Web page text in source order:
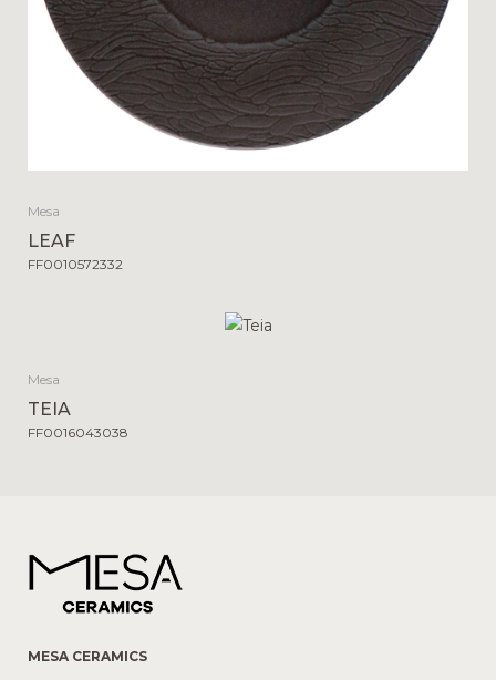
Mesa
LEAF
FF0010572332
Mesa
TEIA
FF0016043038
MESA CERAMICS